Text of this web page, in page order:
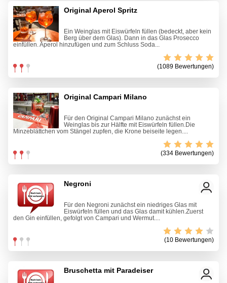
Original Aperol Spritz
Ein Weinglas mit Eiswürfeln füllen (bedeckt, aber kein
Berg über dem Glas). Dann in das Glas Prosecco
einfüllen. Aperol hinzufügen und zum Schluss Soda...
(1089 Bewertungen)
Original Campari Milano
Für den Original Campari Milano zunächst ein
Weinglas bis zur Hälfte mit Eiswürfeln füllen.Die
Minzeblättchen vom Stängel zupfen, die Krone beiseite legen....
(334 Bewertungen)
Negroni
Für den Negroni zunächst ein niedriges Glas mit
Eiswürfeln füllen und das Glas damit kühlen.Zuerst
den Gin einfüllen, gefolgt von Campari und Wermut....
(10 Bewertungen)
Bruschetta mit Paradeiser